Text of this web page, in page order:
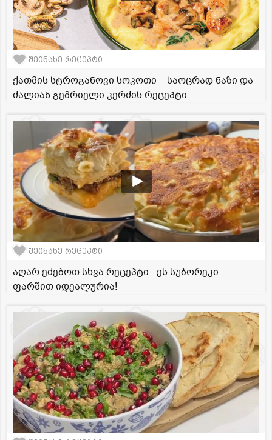
შეინახე რეცეპტი
ქათმის სტროგანოვი სოკოთი – საოცრად ნაზი და
ძალიან გემრიელი კერძის რეცეპტი
შეინახე რეცეპტი
აღარ ეძებოთ სხვა რეცეპტი - ეს სუბორეკი
ფარშით იდეალურია!